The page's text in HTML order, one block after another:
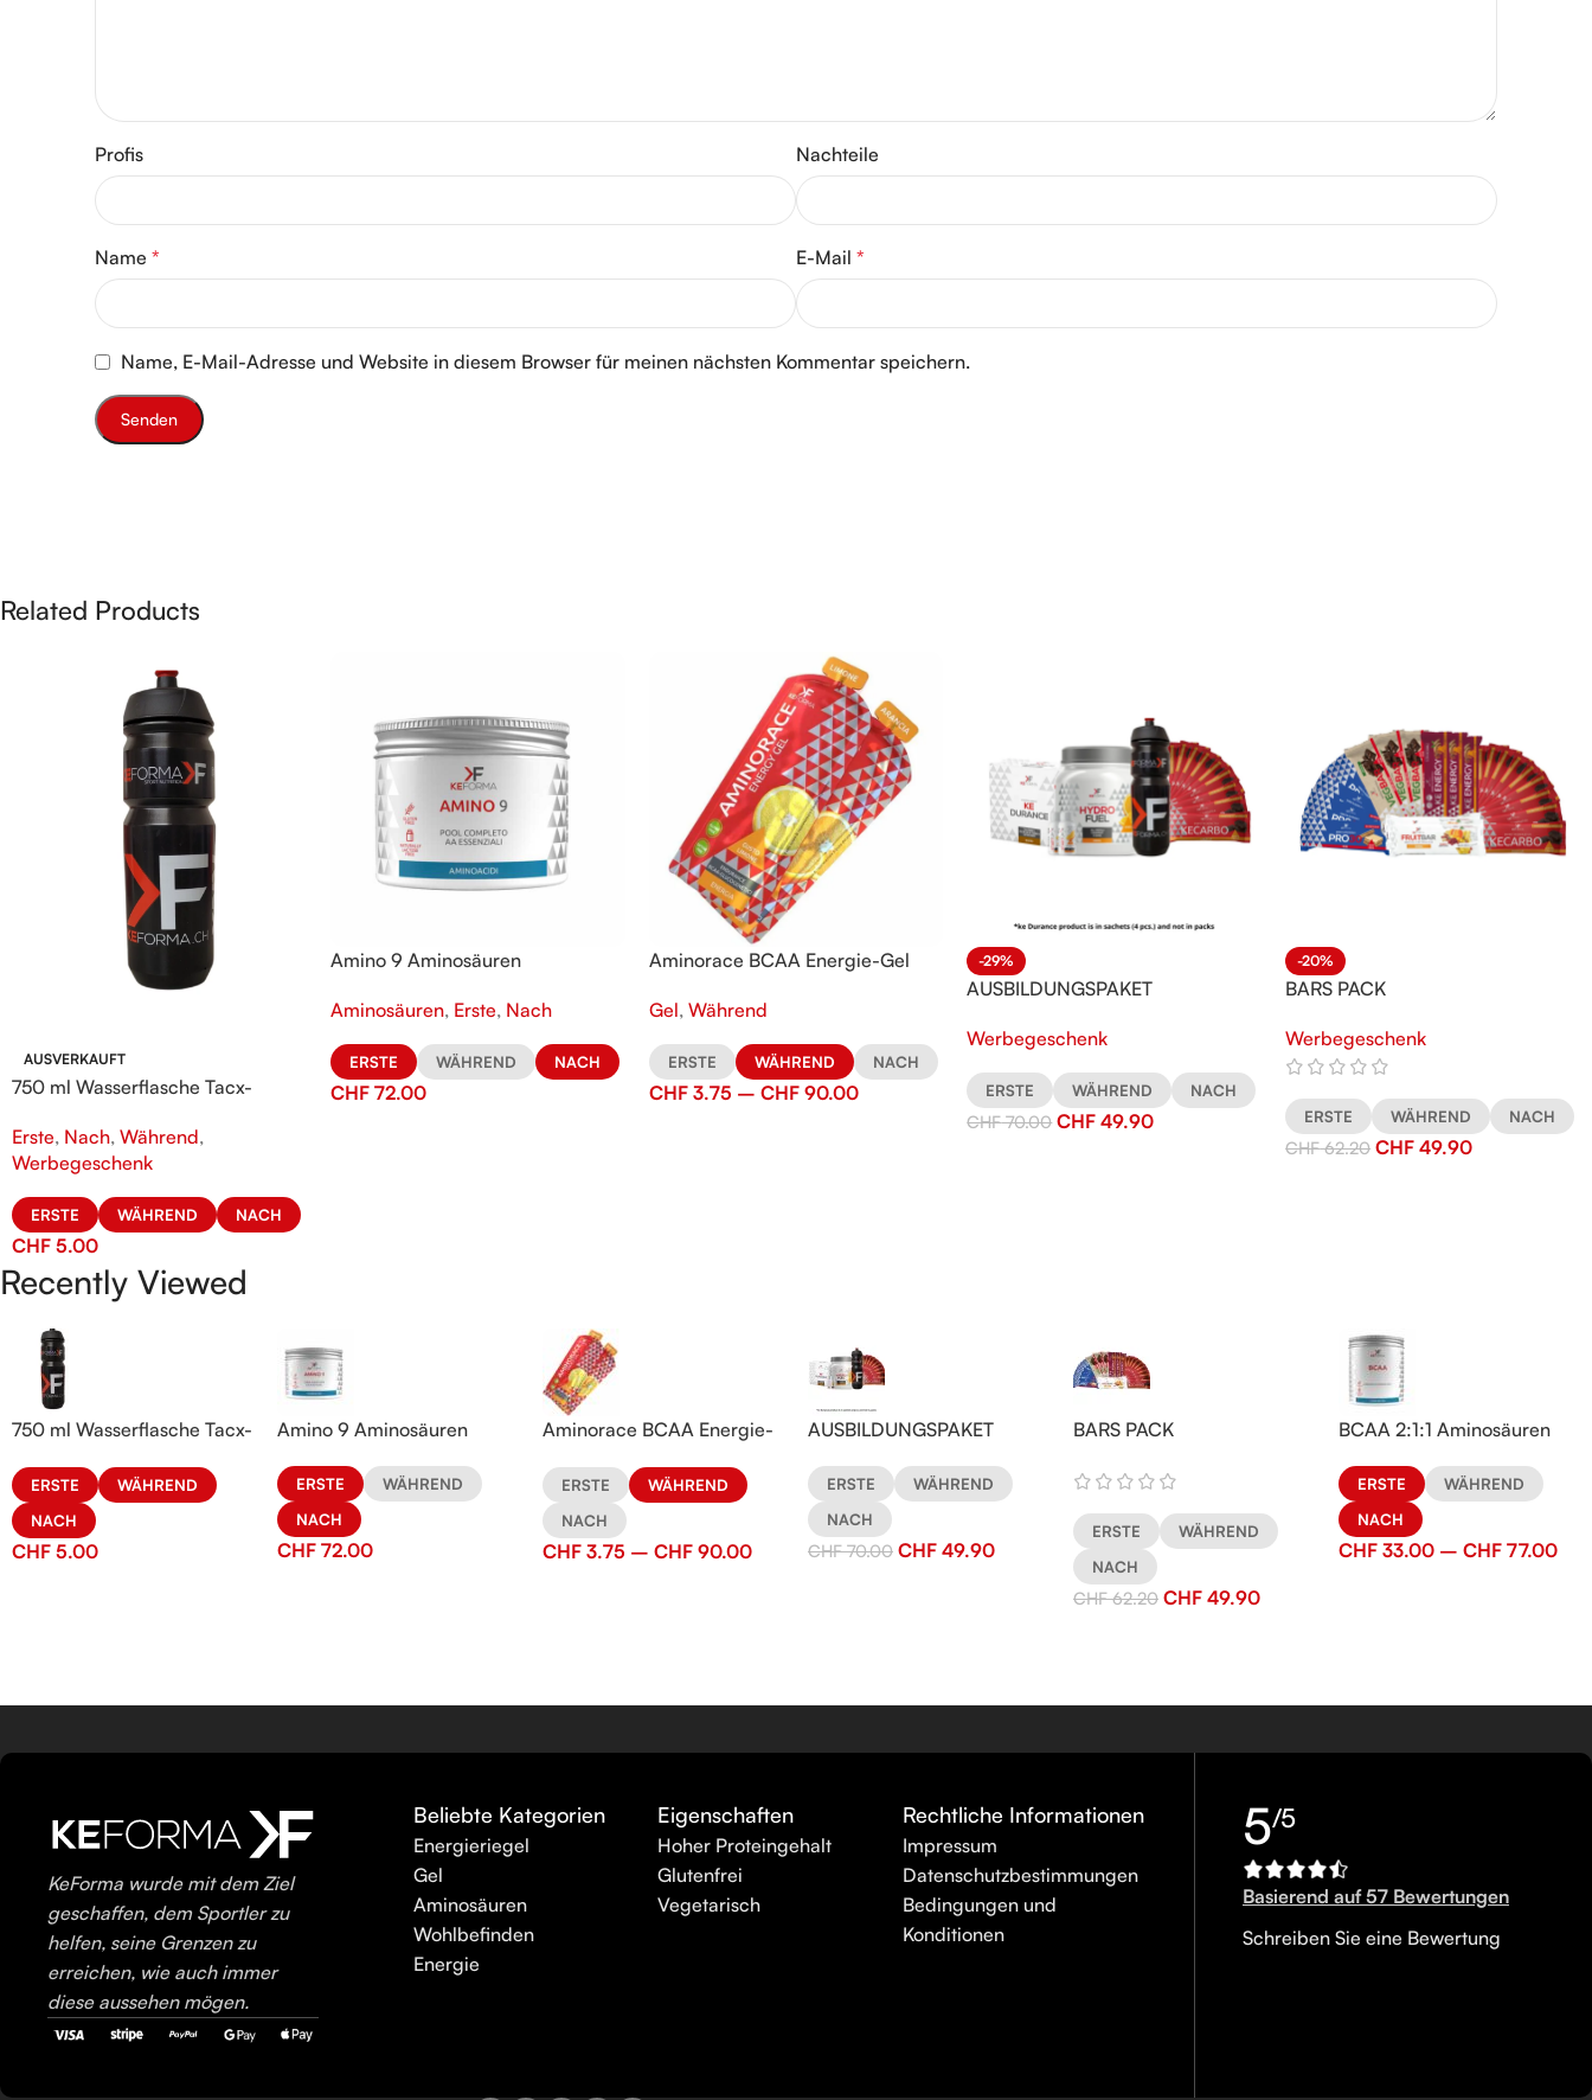
Profis Nachteile
Name * E-Mail *
Name, E-Mail-Adresse und Website in diesem Browser für meinen nächsten Kommentar speichern.
Related Products
AUSVERKAUFT
750 ml Wasserflasche Tacx-
Erste, Nach, Während,
Werbegeschenk
ERSTE WÄHREND NACH
CHF 5.00
Amino 9 Aminosäuren
Aminosäuren, Erste, Nach
ERSTE WÄHREND NACH
CHF72.00
Aminorace BCAA Energie-Gel
Gel, Während
ERSTE WÄHREND NACH
CHF3.75 – CHF90.00
-29%
AUSBILDUNGSPAKET
Werbegeschenk
ERSTE WÄHREND NACH
CHF70.00 CHF 49.90
-20%
BARS PACK
Werbegeschenk
ERSTE WÄHREND NACH
CHF62.20 CHF 49.90
Recently Viewed
750 ml Wasserflasche Tacx-
ERSTE
WÄHREND
NACH
CHF 5.00
Amino 9 Aminosäuren
ERSTE
WÄHREND
NACH
CHF 72.00
Aminorace BCAA Energie-
ERSTE
WÄHREND
NACH
CHF 3.75 – CHF 90.00
AUSBILDUNGSPAKET
ERSTE
WÄHREND
NACH
CHF70.00 CHF 49.90
BARS PACK
ERSTE
WÄHREND
NACH
CHF62.20 CHF 49.90
BCAA 2:1:1 Aminosäuren
ERSTE
WÄHREND
NACH
CHF 33.00 – CHF 77.00
KeForma wurde mit dem Ziel
geschaffen, dem Sportler zu
helfen, seine Grenzen zu
erreichen, wie auch immer
diese aussehen mögen.
Beliebte Kategorien
Energieriegel
Gel
Aminosäuren
Wohlbefinden
Energie
Eigenschaften
Hoher Proteingehalt
Glutenfrei
Vegetarisch
Rechtliche Informationen
Impressum
Datenschutzbestimmungen
Bedingungen und
Konditionen
5/5
Basierend auf 57 Bewertungen
Schreiben Sie eine Bewertung